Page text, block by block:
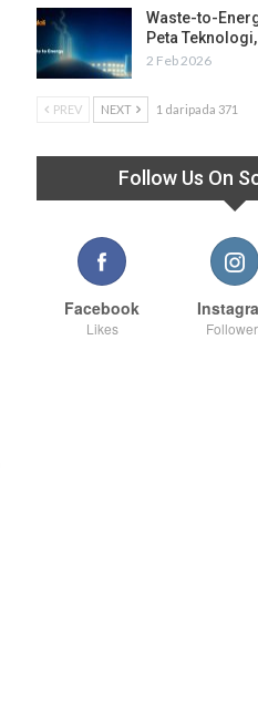
Waste-to-
Peta
2 Feb 2026
PREV NEXT 1 daripada 371
Follow Us On
Facebook
Likes